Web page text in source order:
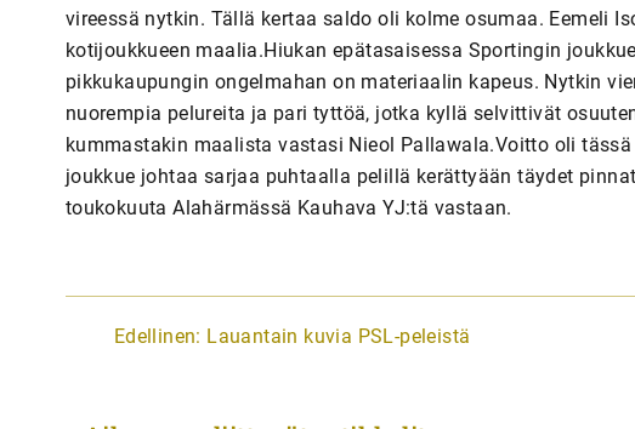
vireessä nytkin. Tällä kertaa saldo oli kolme osumaa. Eemeli
kotijoukkueen maalia.Hiukan epätasaisessa Sportingin
pikkukaupungin ongelmahan on materiaalin kapeus. Nytkin
nuorempia pelureita ja pari tyttöä, jotka kyllä selvittivät
kummastakin maalista vastasi Nieol Pallawala.Voitto oli
joukkue johtaa sarjaa puhtaalla pelillä kerättyään täydet
toukokuuta Alahärmässä Kauhava YJ:tä vastaan.
A
Edellinen: Lauantain kuvia PSL-peleistä